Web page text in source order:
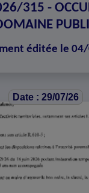
315 -
éditée le
Date : 29/07/26